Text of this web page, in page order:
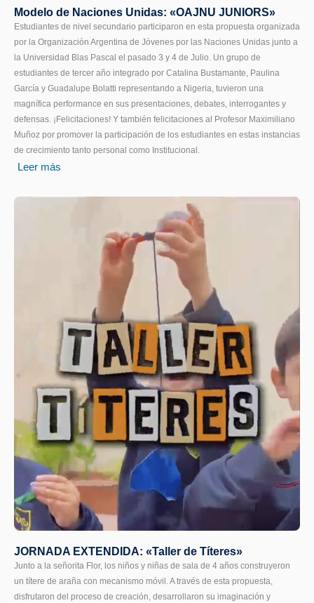
Modelo de Naciones Unidas: «OAJNU JUNIORS»
Estudiantes de nivel secundario participaron en esta propuesta organizada
por la Organización Argentina de Jóvenes por las Naciones Unidas junto a
la Universidad Blas Pascal el pasado 3 y 4 de Julio. Un grupo de
estudiantes de tercer año integrado por Catalina Bustamante, Paulina
García y Guadalupe Bolatti representando a Nigeria, tuvieron una
magnífica performance en sus presentaciones, debates, interrogantes y
defensas. ¡Felicitaciones! Y también felicitaciones al Profesor Maximiliano
Muñoz por promover la participación de los estudiantes en estas instancias
de crecimiento tanto personal como Institucional.
Leer más
JORNADA EXTENDIDA: «Taller de Títeres»
Junto a la señorita Flor, los niños y niñas de sala de 4 años construyeron
un títere de araña con mecanismo móvil. A través de esta propuesta,
disfrutaron del proceso de creación, desarrollaron su imaginación y